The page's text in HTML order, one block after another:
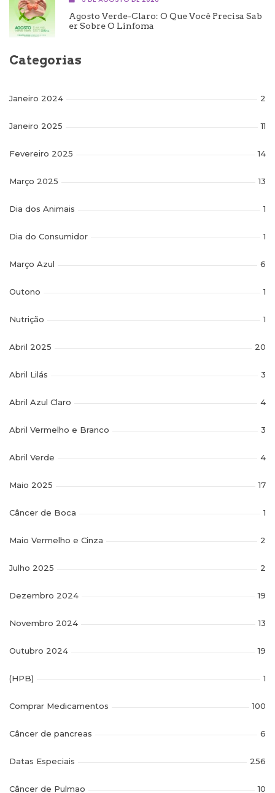
Agosto Verde-Claro: O Que Você Precisa Sab
Er Sobre O Linfoma
Categorias
Janeiro 2024 2
Janeiro 2025 11
Fevereiro 2025 14
Março 2025 13
Dia dos Animais 1
Dia do Consumidor 1
Março Azul 6
Outono 1
Nutrição 1
Abril 2025 20
Abril Lilás 3
Abril Azul Claro 4
Abril Vermelho e Branco 3
Abril Verde 4
Maio 2025 17
Câncer de Boca 1
Maio Vermelho e Cinza 2
Julho 2025 2
Dezembro 2024 19
Novembro 2024 13
Outubro 2024 19
(HPB) 1
Comprar Medicamentos 100
Câncer de pancreas 6
Datas Especiais 256
Câncer de Pulmao 10